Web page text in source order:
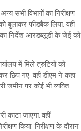
सभी विभागों का निरीक्षण
बुलाकर फीडबैक लिया. वहीं
निर्देश आरडब्लूडी के जेई को
में मिले त्रुटियों को
छिप गए. वहीं डीएम ने कहा
जमीन पर कोई भी व्यक्ति
काटा जाएगा. वहीं
किया. निरीक्षण के दौरान